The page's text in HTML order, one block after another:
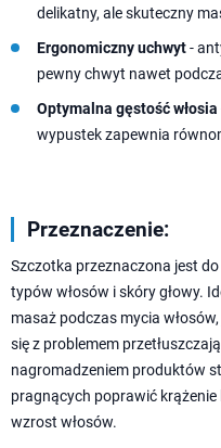
delikatny, ale skuteczny
Ergonomiczny uchwyt-
pewny chwyt nawet
Optymalna gęstość włosia
wypustek zapewnia
Przeznaczenie:
Szczotka przeznaczona jest
typów włosów i skóry głowy.
masaż podczas mycia
się z problemem
nagromadzeniem produktów
pragnących poprawić
wzrost włosów.